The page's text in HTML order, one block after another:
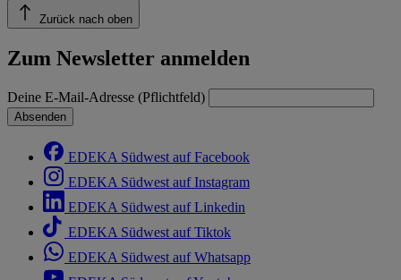
Zurück nach oben
Zum Newsletter anmelden
Deine E-Mail-Adresse (Pflichtfeld)
Absenden
EDEKA Südwest auf Facebook
EDEKA Südwest auf Instagram
EDEKA Südwest auf Linkedin
EDEKA Südwest auf Tiktok
EDEKA Südwest auf Whatsapp